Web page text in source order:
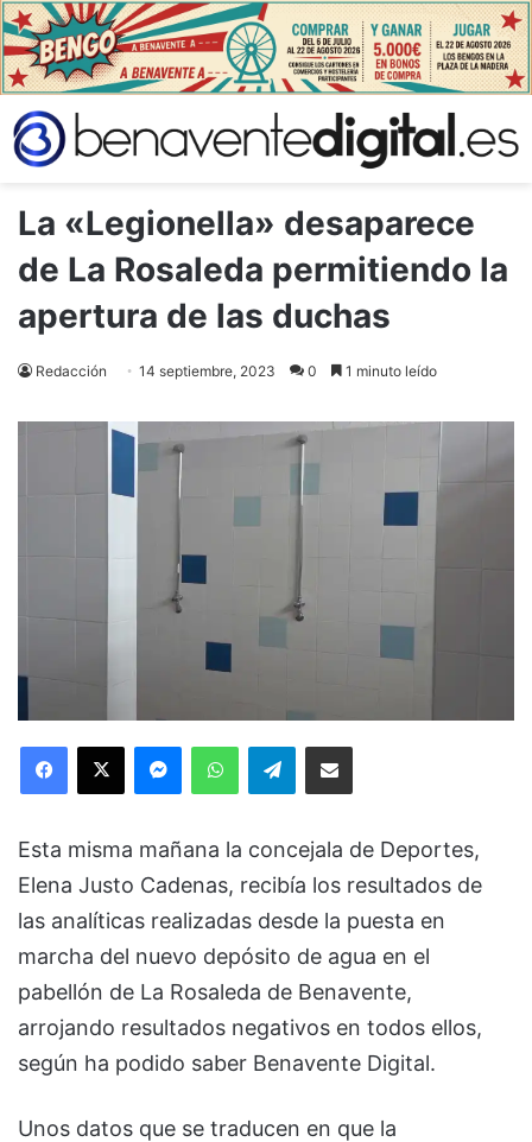
La «Legionella» desaparece
de La Rosaleda permitiendo la
apertura de las duchas
Redacción 14 septiembre, 2023 0 1 minuto leído
Facebook
X MessengerWhatsAppTelegramCompartir via Email
Esta misma mañana la concejala de Deportes,
Elena Justo Cadenas, recibía los resultados de
las analíticas realizadas desde la puesta en
marcha del nuevo depósito de agua en el
pabellón de La Rosaleda de Benavente,
arrojando resultados negativos en todos ellos,
según ha podido saber Benavente Digital.
Unos datos que se traducen en que la